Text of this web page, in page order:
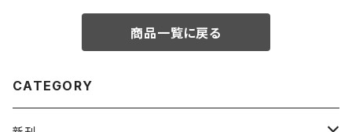
商品一覧に戻る
CATEGORY